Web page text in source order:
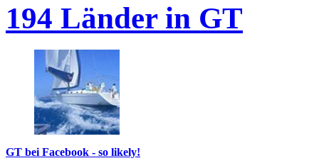
194 Länder in GT
GT bei Facebook - so likely!